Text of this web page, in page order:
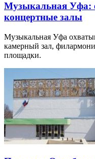
Музыкальная Уфа:
концертные залы
Музыкальная Уфа
камерный зал,
площадки.